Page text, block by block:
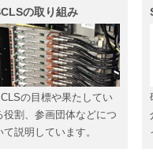
の取り組み
の目標や果たしてい
役割、参画団体などにつ
て説明しています。